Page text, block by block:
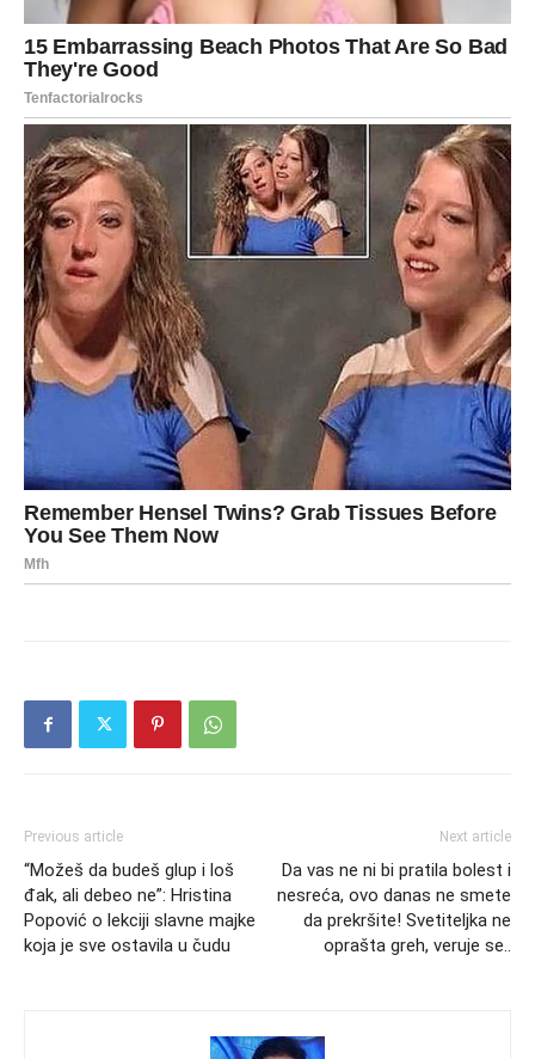
Previous article
“Možeš da budeš glup i loš
đak, ali debeo ne”: Hristina
Popović o lekciji slavne majke
koja je sve ostavila u čudu
Next article
Da vas ne ni bi pratila bolest i
nesreća, ovo danas ne smete
da prekršite! Svetiteljka ne
oprašta greh, veruje se..